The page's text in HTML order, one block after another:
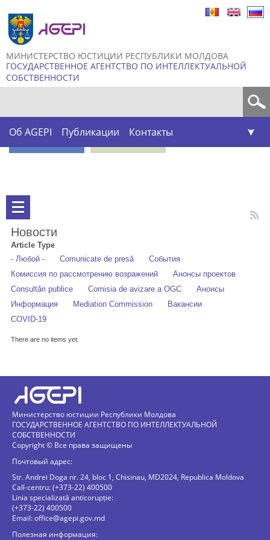
МИНИСТЕРСТВО ЮСТИЦИИ РЕСПУБЛИКИ МОЛДОВА
ГОСУДАРСТВЕННОЕ АГЕНТСТВО ПО ИНТЕЛЛЕКТУАЛЬНОЙ
СОБСТВЕННОСТИ
Об AGEPI Публикации Контакты
Новости
Article Type
- Любой -
Comunicate de presă
События
Комиссия по рассмотрению возражений
Анонсы проектов
Consultări publice
Comisia de avizare a OGC
Анонсы
Информация
Mediation Commission
Вакансии
COVID-19
There are no items yet.
Министерство юстиции Республики Молдова
ГОСУДАРСТВЕННОЕ АГЕНТСТВО ПО ИНТЕЛЛЕКТУАЛЬНОЙ
СОБСТВЕННОСТИ
Copyright © Все права защищены
Почтовый адрес:
Str. Andrei Doga nr. 24, bloc 1, Chisinau, MD2024, Republica Moldova
Call-centru: (+373-22) 400500
Linia specializată anticorupție:
(+373-22) 400500
Email:office@agepi.gov.md
Полезная информация: